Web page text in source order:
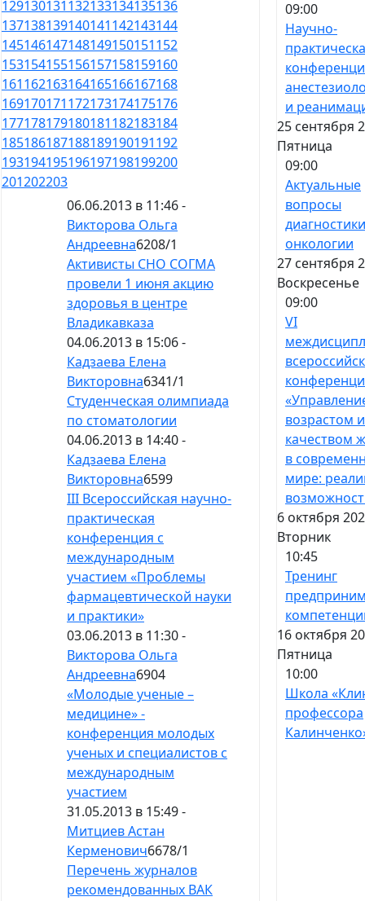
129130131132133134135136
137138139140141142143144
145146147148149150151152
153154155156157158159160
161162163164165166167168
169170171172173174175176
177178179180181182183184
185186187188189190191192
193194195196197198199200
201202203
06.06.2013 в 11:46 -
Викторова Ольга
Андреевна6208/1
Активисты СНО СОГМА
провели 1 июня акцию
здоровья в центре
Владикавказа
04.06.2013 в 15:06 -
Кадзаева Елена
Викторовна6341/1
Студенческая олимпиада
по стоматологии
04.06.2013 в 14:40 -
Кадзаева Елена
Викторовна6599
III Всероссийская научно-
практическая
конференция с
международным
участием «Проблемы
фармацевтической науки
и практики»
03.06.2013 в 11:30 -
Викторова Ольга
Андреевна6904
«Молодые ученые –
медицине» -
конференция молодых
ученых и специалистов с
международным
участием
31.05.2013 в 15:49 -
Митциев Астан
Керменович6678/1
Перечень журналов
рекомендованных ВАК
09:00
Научно-
и
25 сентября
Пятница
09:00
Актуальные
вопросы
онкологии
27 сентября
Воскресенье
09:00
VI
возрастом и
качеством
в
мире:
6 октября
Вторник
10:45
Тренинг
16 октября
Пятница
10:00
Школа
профессора